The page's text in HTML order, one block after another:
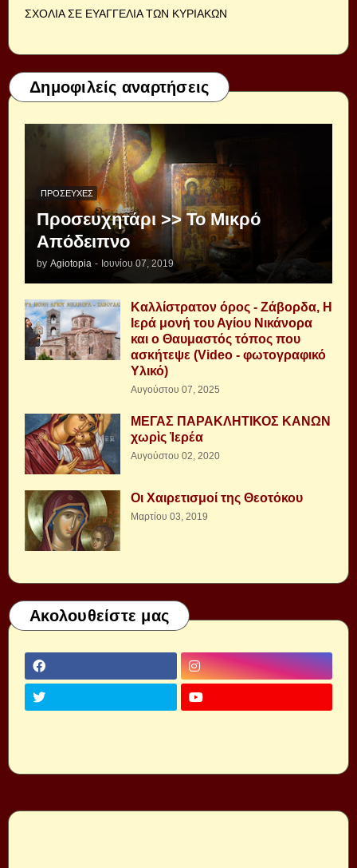
ΣΧΟΛΙΑ ΣΕ ΕΥΑΓΓΕΛΙΑ ΤΩΝ ΚΥΡΙΑΚΩΝ
Δημοφιλείς αναρτήσεις
ΠΡΟΣΕΥΧΈΣ
Προσευχητάρι >> Το Μικρό
Απόδειπνο
by Agiotopia - Ιουνίου 07, 2019
Καλλίστρατον όρος - Ζάβορδα, Η
Ιερά μονή του Αγίου Νικάνορα
και ο Θαυμαστός τόπος που
ασκήτεψε (Video - φωτογραφικό
Υλικό)
Αυγούστου 07, 2025
ΜΕΓΑΣ ΠΑΡΑΚΛΗΤΙΚΟΣ ΚΑΝΩΝ
χωρὶς Ἱερέα
Αυγούστου 02, 2020
Οι Χαιρετισμοί της Θεοτόκου
Μαρτίου 03, 2019
Ακολουθείστε μας